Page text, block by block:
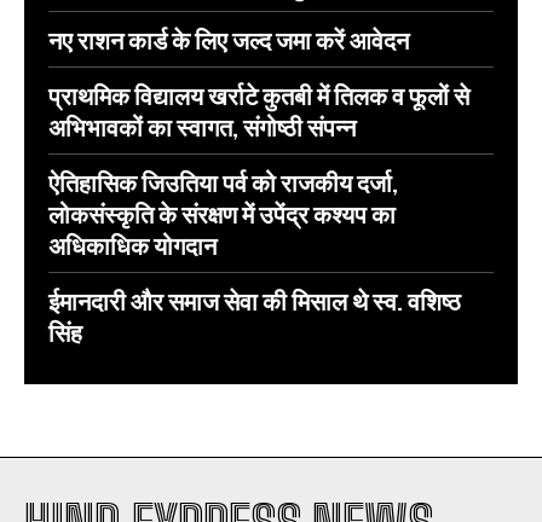
नए राशन कार्ड के लिए जल्द जमा करें आवेदन
प्राथमिक विद्यालय खर्राटे कुतबी में तिलक व फूलों से
अभिभावकों का स्वागत, संगोष्ठी संपन्न
ऐतिहासिक जिउतिया पर्व को राजकीय दर्जा,
लोकसंस्कृति के संरक्षण में उपेंद्र कश्यप का
अधिकाधिक योगदान
ईमानदारी और समाज सेवा की मिसाल थे स्व. वशिष्ठ
सिंह